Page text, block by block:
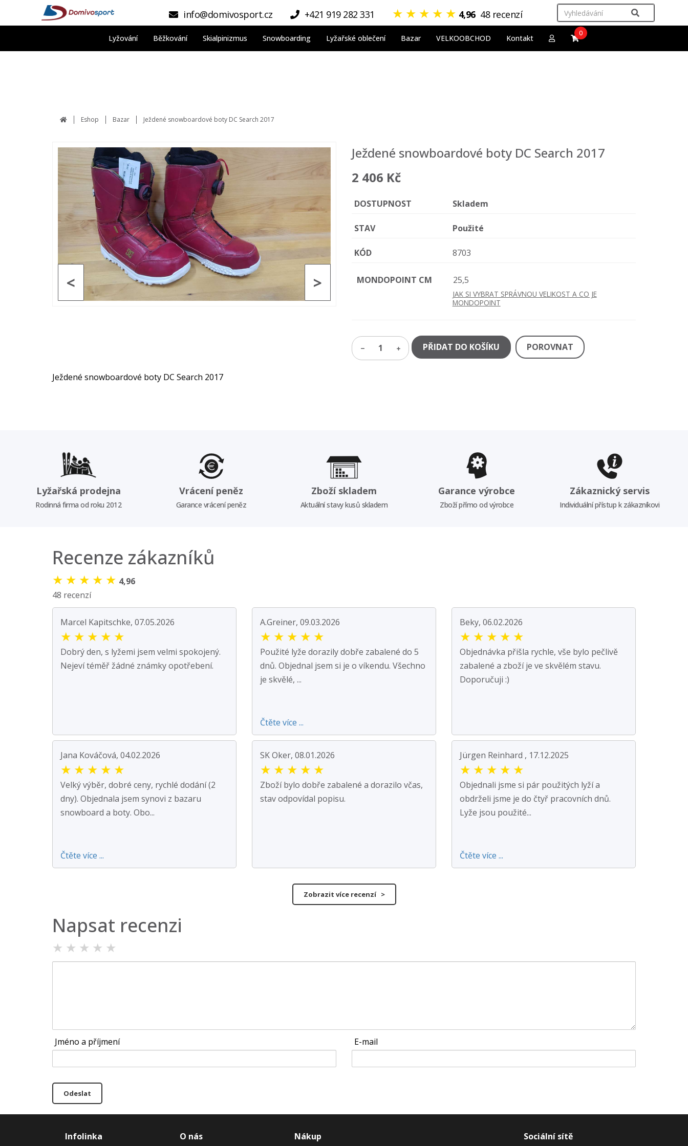
info@domivosport.cz +421 919 282 331 ★ ★ ★ ★ ★ 4,96 48 recenzí
Lyžování Běžkování Skialpinizmus Snowboarding Lyžařské oblečení Bazar VELKOOBCHOD Kontakt
0
Eshop Bazar Ježdené snowboardové boty DC Search 2017
>
<
Ježdené snowboardové boty DC Search 2017
2 406 Kč
DOSTUPNOST Skladem
STAV Použité
KÓD 8703
MONDOPOINT CM 25,5
JAK SI VYBRAT SPRÁVNOU VELIKOST A CO JE
MONDOPOINT
1 PŘIDAT DO KOŠÍKU POROVNAT
Ježdené snowboardové boty DC Search 2017
Lyžařská prodejna
Rodinná firma od roku 2012
Vrácení peněz
Garance vrácení peněz
Zboží skladem
Aktuální stavy kusů skladem
Garance výrobce
Zboží přímo od výrobce
Zákaznický servis
Individuální přístup k zákazníkovi
Recenze zákazníků
★ ★ ★ ★ ★ 4,96
48 recenzí
Marcel Kapitschke, 07.05.2026
★ ★ ★ ★ ★
Dobrý den, s lyžemi jsem velmi spokojený.
Nejeví téměř žádné známky opotřebení.
A.Greiner, 09.03.2026
★ ★ ★ ★ ★
Použité lyže dorazily dobře zabalené do 5
dnů. Objednal jsem si je o víkendu. Všechno
je skvělé, ...
Čtěte více ...
Beky, 06.02.2026
★ ★ ★ ★ ★
Objednávka přišla rychle, vše bylo pečlivě
zabalené a zboží je ve skvělém stavu.
Doporučuji :)
Jana Kováčová, 04.02.2026
★ ★ ★ ★ ★
Velký výběr, dobré ceny, rychlé dodání (2
dny). Objednala jsem synovi z bazaru
snowboard a boty. Obo...
Čtěte více ...
SK Oker, 08.01.2026
★ ★ ★ ★ ★
Zboží bylo dobře zabalené a dorazilo včas,
stav odpovídal popisu.
Jürgen Reinhard , 17.12.2025
★ ★ ★ ★ ★
Objednali jsme si pár použitých lyží a
obdrželi jsme je do čtyř pracovních dnů.
Lyže jsou použité...
Čtěte více ...
Zobrazit více recenzí >
Napsat recenzi
★ ★ ★ ★ ★
Jméno a příjmení E-mail
Odeslat
Infolinka O nás Nákup Sociální sítě